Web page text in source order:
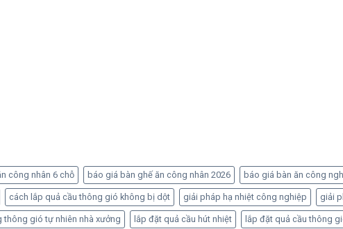
công nhân 6 chỗ báo giá bàn ghế ăn công nhân 2026 báo giá bàn ăn công
cách lắp quả cầu thông gió không bị dột giải pháp hạ nhiệt công nghiệp giải
thông gió tự nhiên nhà xưởng lắp đặt quả cầu hút nhiệt lắp đặt quả cầu thông